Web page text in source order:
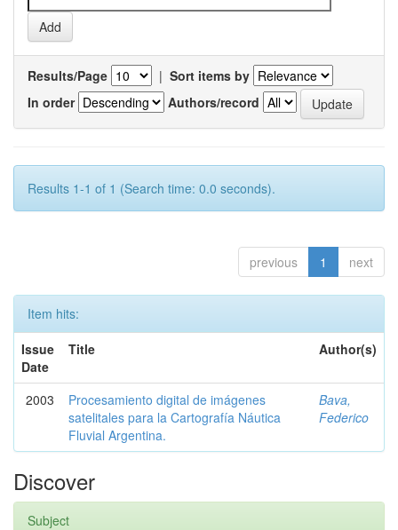
Results/Page | Sort items by
In order
Authors/record
Results 1-1 of 1 (Search time: 0.0 seconds).
previous 1 next
Item hits:
Issue
Date
Title Author(s)
2003
Procesamiento digital de imágenes
satelitales para la Cartografía Náutica
Fluvial Argentina.
Bava,
Federico
Discover
Subject